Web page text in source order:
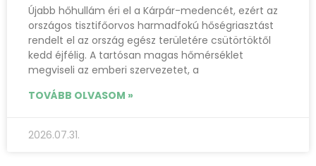
Újabb hőhullám éri el a Kárpár-medencét, ezért az
országos tisztifőorvos harmadfokú hőségriasztást
rendelt el az ország egész területére csütörtöktől
kedd éjfélig. A tartósan magas hőmérséklet
megviseli az emberi szervezetet, a
TOVÁBB OLVASOM »
2026.07.31.